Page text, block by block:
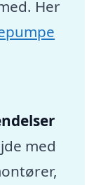
Her
med